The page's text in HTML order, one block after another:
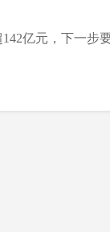
亿元，下一步